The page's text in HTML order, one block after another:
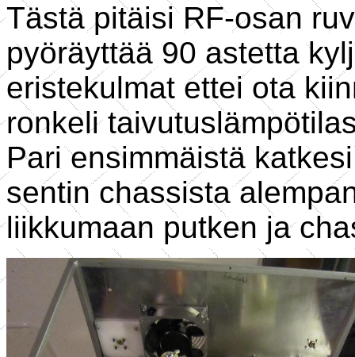
Tästä pitäisi RF-osan
pyöräyttää 90 astetta
eristekulmat ettei ota
ronkeli
Pari ensimmäistä
sentin chassista
liikkumaan putken ja